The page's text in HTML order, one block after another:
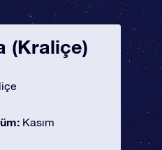
(Kraliçe)
Kasım